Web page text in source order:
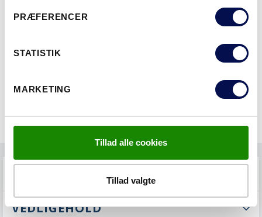
PRÆFERENCER
STATISTIK
MARKETING
Tillad alle cookies
Tillad valgte
VEDLIGEHOLD